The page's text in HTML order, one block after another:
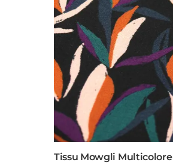
Tissu Mowgli Multicolore